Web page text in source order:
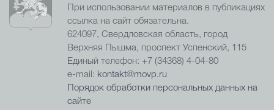
При использовании материалов в публикациях
ссылка на сайт обязательна.
624097, Свердловская область, город
Верхняя Пышма, проспект Успенский, 115
Единый телефон: +7 (34368) 4-04-80
e-mail: kontakt@movp.ru
Порядок обработки персональных данных на
сайте